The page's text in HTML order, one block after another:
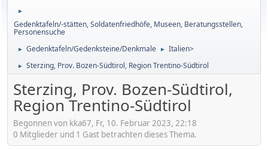
►
Gedenktafeln/-stätten, Soldatenfriedhöfe, Museen, Beratungsstellen,
Personensuche
► Gedenktafeln/Gedenksteine/Denkmale ► Italien>
► Sterzing, Prov. Bozen-Südtirol, Region Trentino-Südtirol
Sterzing, Prov. Bozen-Südtirol,
Region Trentino-Südtirol
Begonnen von kka67, Fr, 10. Februar 2023, 22:18
0 Mitglieder und 1 Gast betrachten dieses Thema.